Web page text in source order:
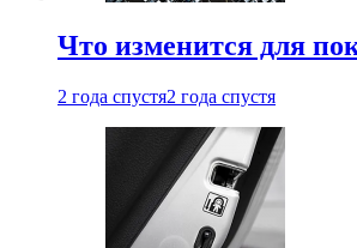
Что изменится для
2 года спустя2 года спустя